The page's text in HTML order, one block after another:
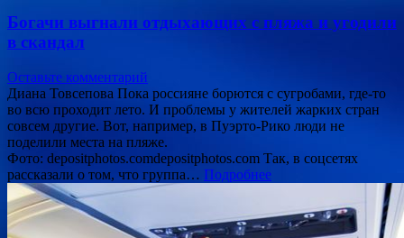
Богачи выгнали отдыхающих с пляжа и угодили
в скандал
Оставьте комментарий
Диана Товсепова Пока россияне борются с сугробами, где-то
во всю проходит лето. И проблемы у жителей жарких стран
совсем другие. Вот, например, в Пуэрто-Рико люди не
поделили места на пляже.
Фото: depositphotos.comdepositphotos.com Так, в соцсетях
рассказали о том, что группа… Подробнее